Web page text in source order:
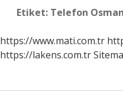
Etiket: Telefon
https://www.mati.com.tr
https://lakens.com.tr